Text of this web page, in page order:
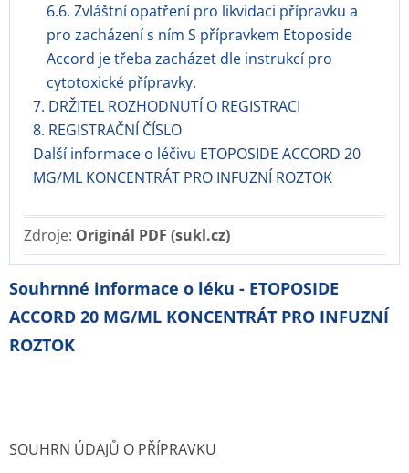
6.6. Zvláštní opatření pro likvidaci přípravku a
pro zacházení s ním S přípravkem Etoposide
Accord je třeba zacházet dle instrukcí pro
cytotoxické přípravky.
7. DRŽITEL ROZHODNUTÍ O REGISTRACI
8. REGISTRAČNÍ ČÍSLO
Další informace o léčivu ETOPOSIDE ACCORD 20
MG/ML KONCENTRÁT PRO INFUZNÍ ROZTOK
Zdroje: Originál PDF (sukl.cz)
Souhrnné informace o léku - ETOPOSIDE
ACCORD 20 MG/ML KONCENTRÁT PRO INFUZNÍ
ROZTOK
SOUHRN ÚDAJŮ O PŘÍPRAVKU